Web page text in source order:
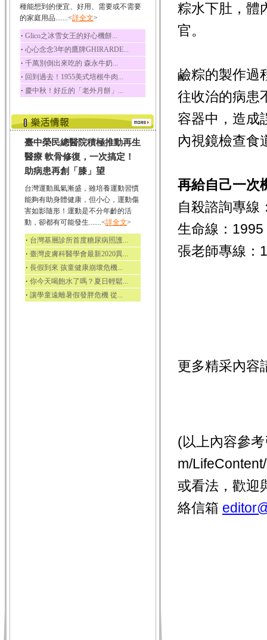
荔枝性質溫和所含的營
養素有醣類、檸檬酸...
五味子
五味子性質溫熱所含營
養成分有揮發油、檸...
草魚
草魚含有維生素A、維生
素C、及豐富的蛋白...
種能想到的便宜、好用、需要或不需要
的家庭用品.......<詳全文>
‧ Glico之冰雪女王的好心機餅...
‧ 心心念念3年的鷹牌GHIRARDE...
‧ 千萬別倒出來吃的 森永牛奶...
‧ 回到過去！1955美式培根牛肉...
‧ 慶中秋！好丘的「老外月餅」...
臺中榮民總醫院積極推動再生
醫療 軟骨修復，一次搞定！
助病患再創「膝」望
台灣運動風氣漸盛，雖培養運動習慣
能夠有助身體健康，但小心，運動傷
害如影隨形！運動是不分年齡的活
動，卻都有可能發生.......<詳全文>
‧ 台灣基層診所首度糖尿病照護...
‧ 臺灣皮膚科醫學會最新2020異...
‧ 長假到來 孩童健康崩壞危機...
‧ 你今天喝飽水了嗎？夏日輕鬆...
‧ 讓學童遠離暑假發胖危機 從...
粽水下肚，體
官。
鹼粽的製作過
往收治的病患
容器中，造成
內視鏡檢查食
再給自己一次
自殺諮詢專線
生命線：1995
張老師專線：
更多精采內容
(以上內容參
m/
或看法，歡迎
絡信箱